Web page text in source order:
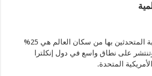
اللغة الإنجليزية ونسبة المتحدثين بها من سكان العالم هي 25%
على نطاق واسع في دول إنكلترا
المتحدة.